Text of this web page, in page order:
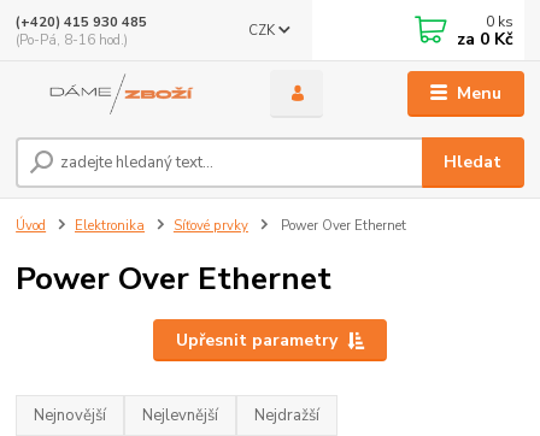
Menu
CZK
Hledat
(+420) 415 930 485
(Po-Pá, 8-16 hod.)
0 ks
za 0 Kč
Úvod Elektronika Síťové prvky Power Over Ethernet
Power Over Ethernet
Upřesnit parametry
Nejnovější Nejlevnější Nejdražší